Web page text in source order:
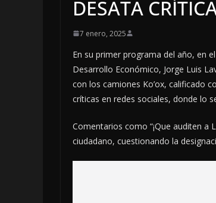
DESATA
7 enero, 2025
En su primer programa del año, en
Desarrollo Económico, Jorge Luis
con los camiones Ko’ox, calificado
críticas en redes sociales, donde lo
Comentarios como “¡Que auditen a
ciudadano, cuestionando la